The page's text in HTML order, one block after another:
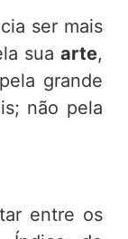
ser mais
sua arte,
grande
não pela
entre os